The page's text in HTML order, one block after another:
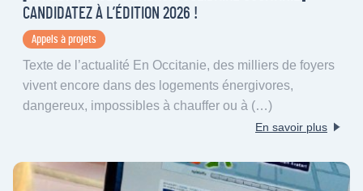
CANDIDATEZ À L’ÉDITION 2026 !
Appels à projets
Texte de l’actualité En Occitanie, des milliers de foyers
vivent encore dans des logements énergivores,
dangereux, impossibles à chauffer ou à (…)
En savoir plus